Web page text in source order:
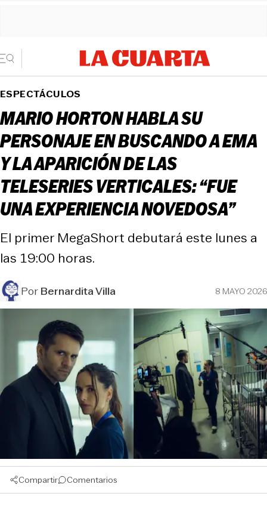
ESPECTÁCULOS
MARIO HORTON HABLA SU
PERSONAJE EN BUSCANDO A EMA
Y LA APARICIÓN DE LAS
TELESERIES VERTICALES: “FUE
UNA EXPERIENCIA NOVEDOSA”
El primer MegaShort debutará este lunes a
las 19:00 horas.
PorBernardita Villa 8 MAYO 2026
Compartir Comentarios